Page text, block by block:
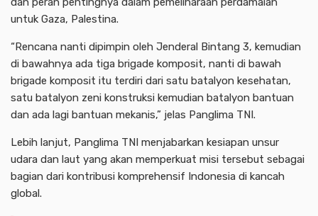
untuk Gaza, Palestina.
“Rencana nanti dipimpin oleh Jenderal Bintang 3, kemudian
di bawahnya ada tiga brigade komposit, nanti di bawah
brigade komposit itu terdiri dari satu batalyon kesehatan,
satu batalyon zeni konstruksi kemudian batalyon bantuan
dan ada lagi bantuan mekanis,” jelas Panglima TNI.
Lebih lanjut, Panglima TNI menjabarkan kesiapan unsur
udara dan laut yang akan memperkuat misi tersebut sebagai
bagian dari kontribusi komprehensif Indonesia di kancah
global.